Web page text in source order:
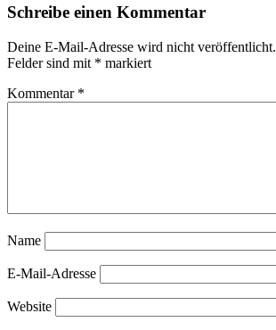
Schreibe einen Kommentar
Deine E-Mail-Adresse wird nicht veröffentlicht.
Felder sind mit * markiert
Kommentar *
Name
E-Mail-Adresse
Website